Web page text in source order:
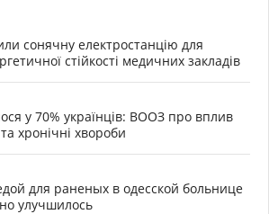
сонячну електростанцію для
стійкості медичних закладів
у 70% українців: ВООЗ про вплив
хронічні хвороби
для раненых в одесской больнице
улучшилось